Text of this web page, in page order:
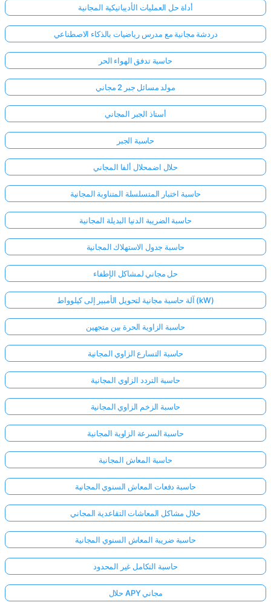
أداة حل العمليات الأديباتيكية المجانية
دردشة مجانية مع مدرس رياضيات بالذكاء الاصطناعي
حاسبة تدفق الهواء الحر
مولد مسائل جبر 2 مجاني
أستاذ الجبر المجاني
حاسبة الجبر
حلال اضمحلال ألفا المجاني
حاسبة اختبار المتسلسلة المتناوبة المجانية
حاسبة الضريبة الدنيا البديلة المجانية
حاسبة جدول الاستهلاك المجانية
حل مجاني لمشاكل الإطفاء
آلة حاسبة مجانية لتحويل الأمبير إلى كيلوواط (kW)
حاسبة الزاوية الحرة بين متجهين
حاسبة التسارع الزاوي المجانية
حاسبة التردد الزاوي المجانية
حاسبة الزخم الزاوي المجانية
حاسبة السرعة الزاوية المجانية
حاسبة المعاش المجانية
حاسبة دفعات المعاش السنوي المجانية
حلال مشاكل المعاشات التقاعدية المجاني
حاسبة ضريبة المعاش السنوي المجانية
حاسبة التكامل غير المحدود
حلال APY مجاني